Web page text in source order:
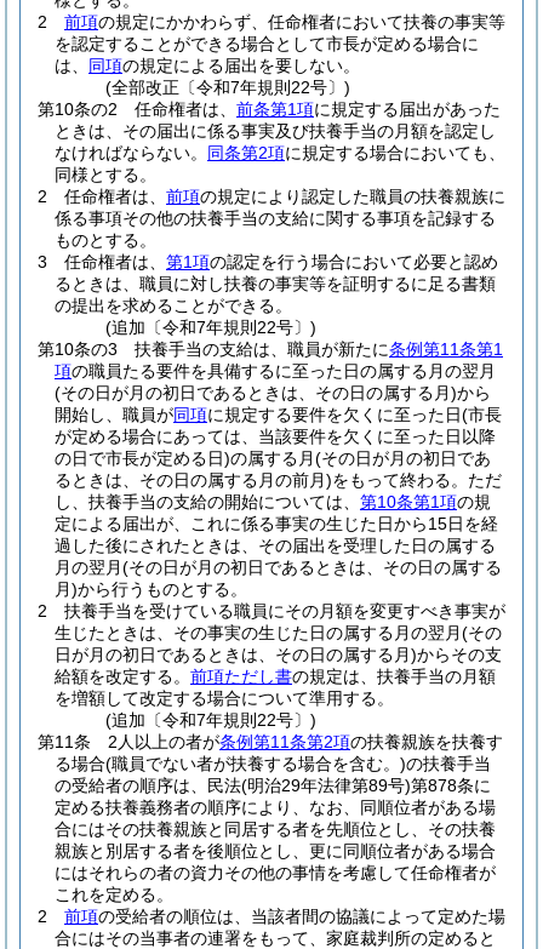
2
前項の規定にかかわらず、任命権者において扶養の事実等
を認定することができる場合として市長が定める場合に
は、 同項の規定による届出を要しない。
(全部改正〔令和7年規則22号〕)
第10条の2
任命権者は、 前条第1項に規定する届出があった
ときは、その届出に係る事実及び扶養手当の月額を認定し
なければならない。 同条第2項に規定する場合においても、
同様とする。
2
任命権者は、 前項の規定により認定した職員の扶養親族に
係る事項その他の扶養手当の支給に関する事項を記録する
ものとする。
3
任命権者は、 第1項の認定を行う場合において必要と認め
るときは、職員に対し扶養の事実等を証明するに足る書類
の提出を求めることができる。
(追加〔令和7年規則22号〕)
第10条の3
扶養手当の支給は、職員が新たに条例第11条第1
項の職員たる要件を具備するに至った日の属する月の翌月
(その日が月の初日であるときは、その日の属する月)から
開始し、職員が同項に規定する要件を欠くに至った日(市長
が定める場合にあっては、当該要件を欠くに至った日以降
の日で市長が定める日)の属する月(その日が月の初日であ
るときは、その日の属する月の前月)をもって終わる。 ただ
し、扶養手当の支給の開始については、 第10条第1項の規
定による届出が、これに係る事実の生じた日から15日を経
過した後にされたときは、その届出を受理した日の属する
月の翌月(その日が月の初日であるときは、その日の属する
月)から行うものとする。
2
扶養手当を受けている職員にその月額を変更すべき事実が
生じたときは、その事実の生じた日の属する月の翌月(その
日が月の初日であるときは、その日の属する月)からその支
給額を改定する。 前項ただし書の規定は、扶養手当の月額
を増額して改定する場合について準用する。
(追加〔令和7年規則22号〕)
第11条
2人以上の者が条例第11条第2項の扶養親族を扶養す
る場合(職員でない者が扶養する場合を含む。)の扶養手当
の受給者の順序は、民法(明治29年法律第89号)第878条に
定める扶養義務者の順序により、なお、同順位者がある場
合にはその扶養親族と同居する者を先順位とし、その扶養
親族と別居する者を後順位とし、更に同順位者がある場合
にはそれらの者の資力その他の事情を考慮して任命権者が
これを定める。
2
前項の受給者の順位は、当該者間の協議によって定めた場
合にはその当事者の連署をもって、家庭裁判所の定めると